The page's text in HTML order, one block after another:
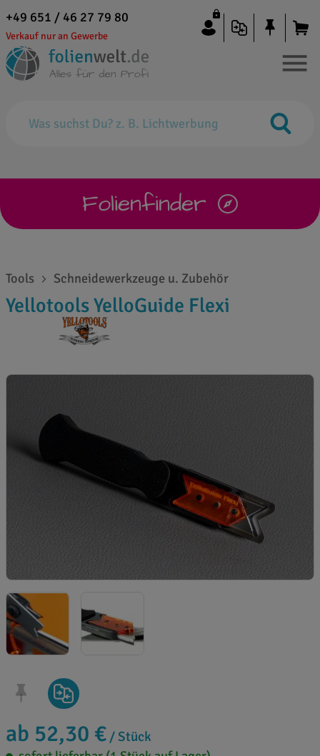
+49 651 / 46 27 79 80
Verkauf nur an Gewerbe
Folienfinder
Tools Schneidewerkzeuge u. Zubehör
Yellotools YelloGuide Flexi
ab 52,30 € / Stück